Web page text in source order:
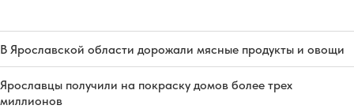
В Ярославской области дорожали мясные продукты и овощи
Ярославцы получили на покраску домов более трех
миллионов